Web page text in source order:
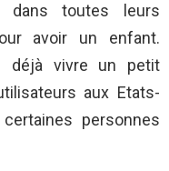
toutes leurs
avoir un enfant.
déjà vivre un petit
aux Etats-
personnes